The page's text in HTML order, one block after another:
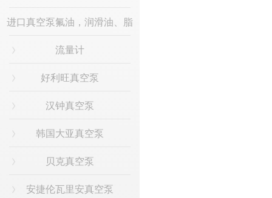
进口真空泵氟油，润滑油、脂
流量计
好利旺真空泵
汉钟真空泵
韩国大亚真空泵
贝克真空泵
安捷伦瓦里安真空泵